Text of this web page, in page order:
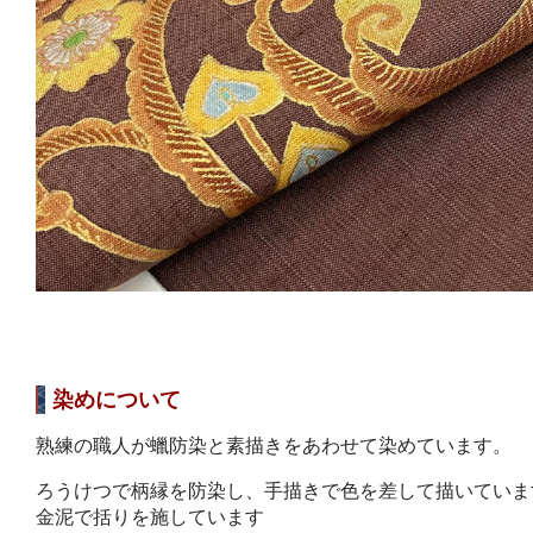
染めについて
熟練の職人が蠟防染と素描きをあわせて染めています。
ろうけつで柄縁を防染し、手描きで色を差して描いてい
金泥で括りを施しています